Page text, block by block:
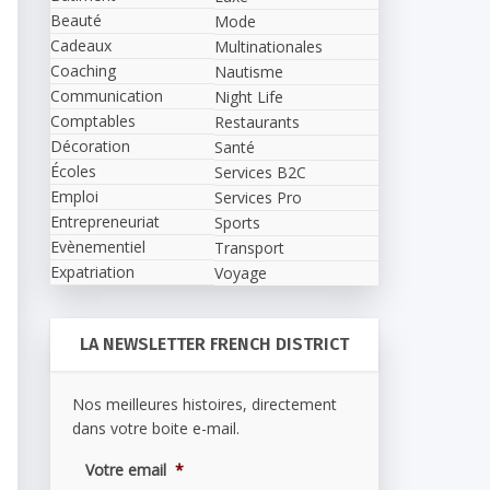
Beauté
Cadeaux
Coaching
Communication
Comptables
Décoration
Écoles
Emploi
Entrepreneuriat
Evènementiel
Expatriation
Mode
Multinationales
Nautisme
Night Life
Restaurants
Santé
Services B2C
Services Pro
Sports
Transport
Voyage
LA NEWSLETTER FRENCH DISTRICT
Nos meilleures histoires, directement
dans votre boite e-mail.
Votre email *